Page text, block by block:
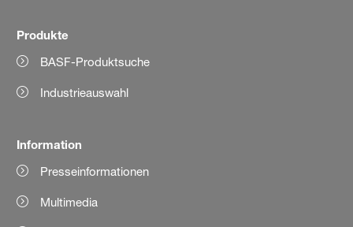
Produkte
BASF-Produktsuche
Industrieauswahl
Information
Presseinformationen
Multimedia